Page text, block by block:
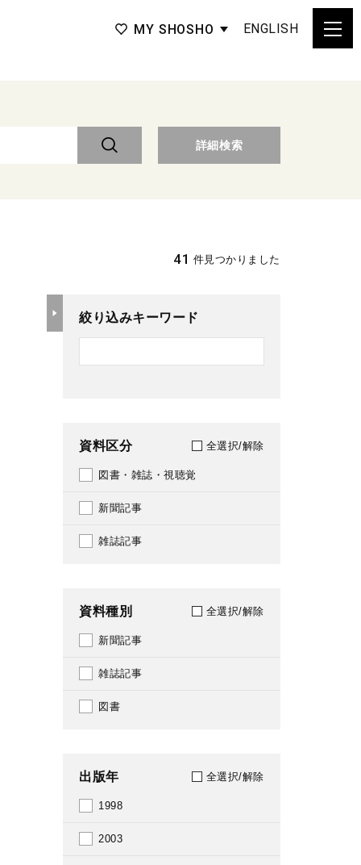
MY SHOSHO ENGLISH
詳細検索
41 件見つかりました
絞り込みキーワード
資料区分 全選択/解除
図書・雑誌・視聴覚
新聞記事
雑誌記事
資料種別 全選択/解除
新聞記事
雑誌記事
図書
出版年 全選択/解除
1998
2003